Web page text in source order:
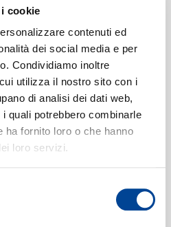
cookie
contenuti ed
dei social media e per
Condividiamo inoltre
utilizza il nostro sito con i
di analisi dei dati web,
quali potrebbero combinarle
ha fornito loro o che hanno
loro servizi.
03:54
Water